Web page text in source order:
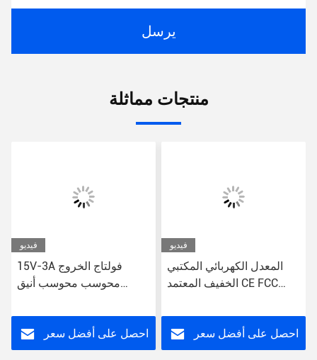
يرسل
منتجات مماثلة
فيديو
15V-3A فولتاج الخروج
محوسب محوسب أنيق
للكمبيوترات المكتبية
احصل على أفضل سعر
فيديو
المعدل الكهربائي المكتبي
الخفيف المعتمد CE FCC
احصل على أفضل سعر